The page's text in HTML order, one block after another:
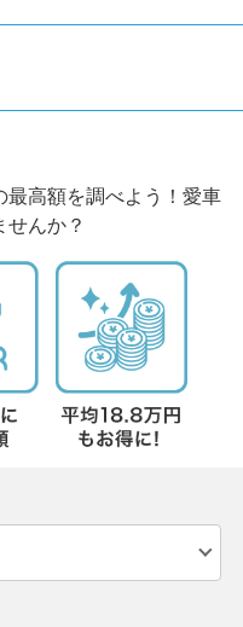
最高額を調べよう！愛車
せんか？